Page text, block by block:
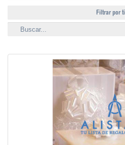
Filtrar por